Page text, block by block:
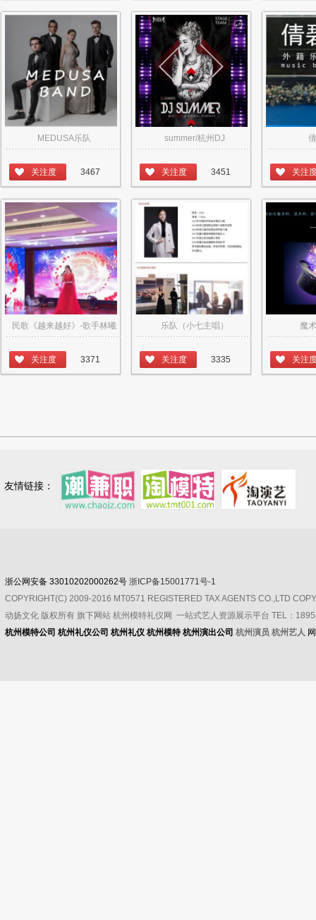
MEDUSA乐队
关注度 3467
summer/杭州DJ
关注度 3451 关注
民歌《越来越好》-歌手林曦
关注度 3371
乐队（小七主唱）
关注度 3335
魔
关注
友情链接：
浙公网安备 33010202000262号 浙ICP备15001771号-1
COPYRIGHT(C) 2009-2016 MT0571 REGISTERED TAX AGENTS CO.,LTD
动扬文化 版权所有 旗下网站 杭州模特礼仪网 一站式艺人资源展示平台 TEL：
杭州模特公司 杭州礼仪公司 杭州礼仪 杭州模特 杭州演出公司 杭州演员 杭州艺人